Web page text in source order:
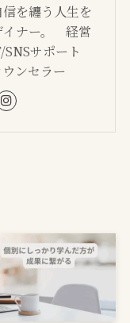
を纏う人生を
イナー。 経営
SNSサポート
ンセラー